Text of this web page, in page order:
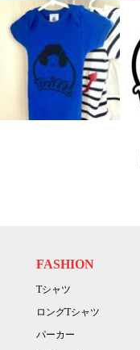
FASHION
Tシャツ
ロングTシャツ
パーカー